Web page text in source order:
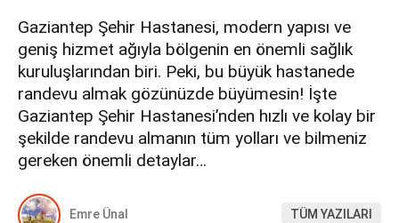
DÜNYA
SPOR
EĞİTİM
MAGAZİN
Gaziantep Şehir Hastanesi, modern yapısı ve
geniş hizmet ağıyla bölgenin en önemli sağlık
kuruluşlarından biri. Peki, bu büyük hastanede
randevu almak gözünüzde büyümesin! İşte
Gaziantep Şehir Hastanesi’nden hızlı ve kolay bir
şekilde randevu almanın tüm yolları ve bilmeniz
gereken önemli detaylar…
Emre Ünal TÜM YAZILARI